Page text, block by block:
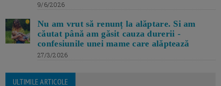
9/6/2026
Nu am vrut să renunț la alăptare. Si am
căutat până am găsit cauza durerii -
confesiunile unei mame care alăptează
27/3/2026
ULTIMILE ARTICOLE